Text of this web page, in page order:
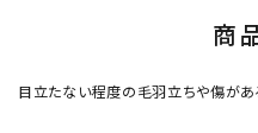
商
目立たない程度の毛羽立ちや傷が